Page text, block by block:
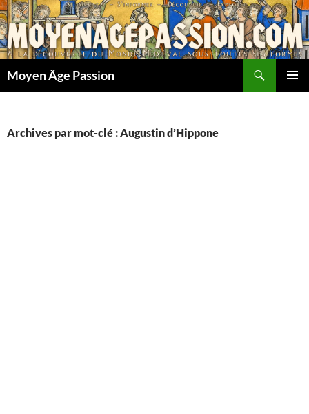
Aller
au
contenu
Moyen Âge Passion
Archives par mot-clé : Augustin d’Hippone